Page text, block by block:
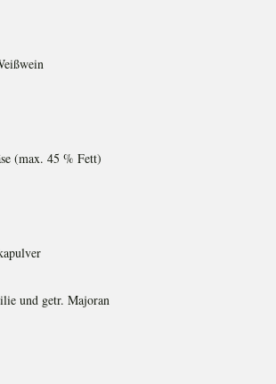
(max. 45 % Fett)
und getr. Majoran